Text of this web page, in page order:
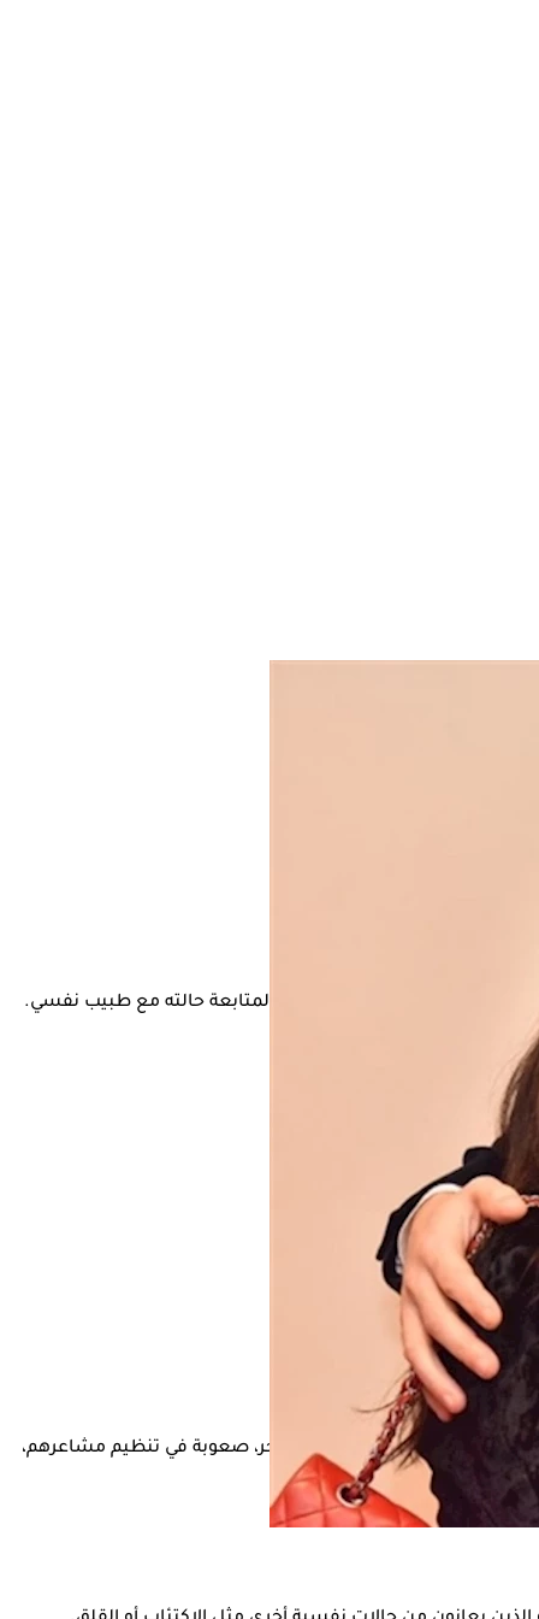
شيرين عبد الوهاب، مما دفعه لمتابعة حالته مع طبيب نفسي.
المصابون من خوف شديد من الهجر، صعوبة في تنظيم مشاعرهم،
الشخصية.